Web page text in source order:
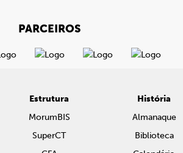
PARCEIROS
Estrutura
MorumBIS
SuperCT
História
Almanaque
Biblioteca